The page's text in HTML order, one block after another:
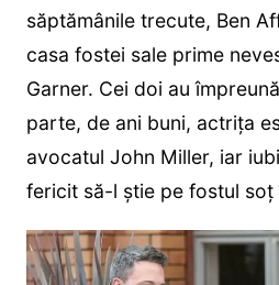
săptămânile trecute, Ben
casa fostei sale prime
Garner. Cei doi au
parte, de ani buni, actrița
avocatul John Miller, iar
fericit să-l știe pe fostul soț